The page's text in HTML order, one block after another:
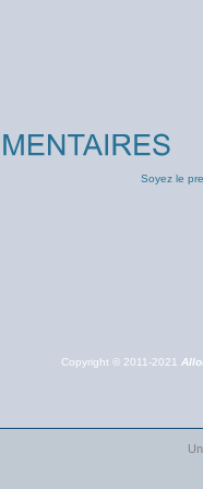
Soyez le
Copyright © 2011-2021